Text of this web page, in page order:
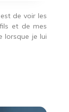
est de voir les
et de mes
lorsque je lui